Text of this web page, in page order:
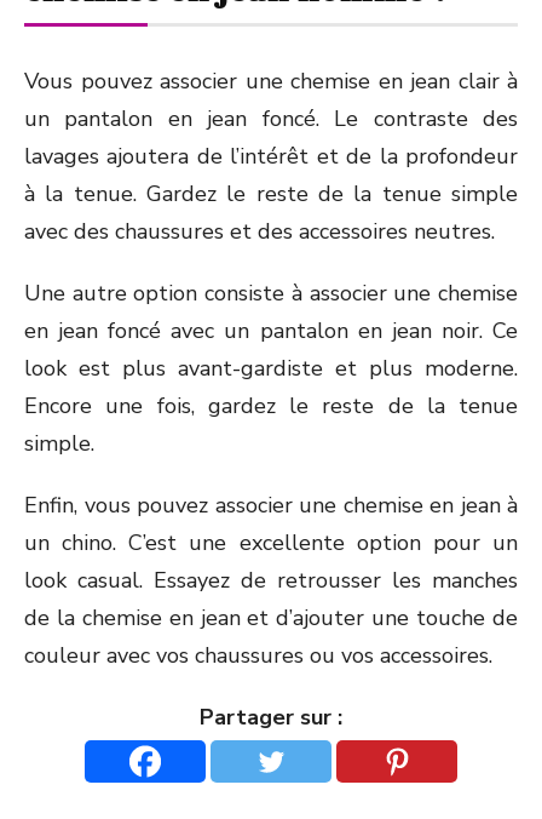
Vous pouvez associer une chemise en jean clair à
un pantalon en jean foncé. Le contraste des
lavages ajoutera de l’intérêt et de la profondeur
à la tenue. Gardez le reste de la tenue simple
avec des chaussures et des accessoires neutres.
Une autre option consiste à associer une chemise
en jean foncé avec un pantalon en jean noir. Ce
look est plus avant-gardiste et plus moderne.
Encore une fois, gardez le reste de la tenue
simple.
Enfin, vous pouvez associer une chemise en jean à
un chino. C’est une excellente option pour un
look casual. Essayez de retrousser les manches
de la chemise en jean et d’ajouter une touche de
couleur avec vos chaussures ou vos accessoires.
Partager sur :